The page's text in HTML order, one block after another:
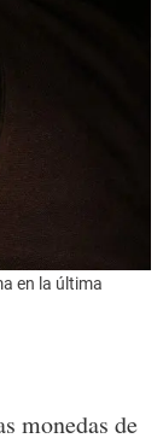
en la última
monedas de